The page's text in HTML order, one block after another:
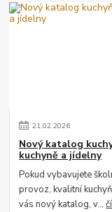
21.02.2026
Nový katalog
kuchyně a jídelny
Pokud vybavujete
provoz, kvalitní
vás nový katalog, v...